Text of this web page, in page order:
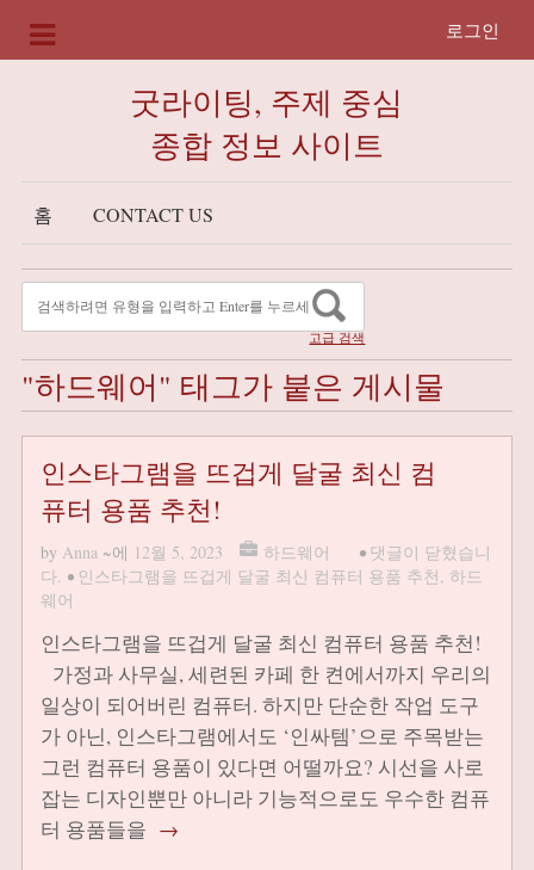
로그인
굿라이팅, 주제 중심
종합 정보 사이트
홈 CONTACT US
고급 검색
"하드웨어" 태그가 붙은 게시물
인스타그램을 뜨겁게 달굴 최신 컴
퓨터 용품 추천!
by Anna ~에 12월 5, 2023 하드웨어 • 댓글이 닫혔습니
다. • 인스타그램을 뜨겁게 달굴 최신 컴퓨터 용품 추천, 하드
웨어
인스타그램을 뜨겁게 달굴 최신 컴퓨터 용품 추천!
가정과 사무실, 세련된 카페 한 켠에서까지 우리의
일상이 되어버린 컴퓨터. 하지만 단순한 작업 도구
가 아닌, 인스타그램에서도 ‘인싸템’으로 주목받는
그런 컴퓨터 용품이 있다면 어떨까요? 시선을 사로
잡는 디자인뿐만 아니라 기능적으로도 우수한 컴퓨
터 용품들을 →